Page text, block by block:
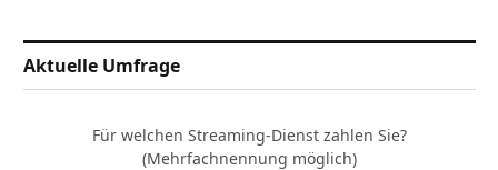
Aktuelle Umfrage
Für welchen Streaming-Dienst zahlen Sie?
(Mehrfachnennung möglich)